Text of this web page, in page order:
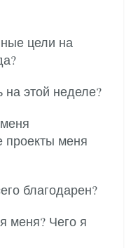
цели на
на этой неделе?
проекты меня
благодарен?
меня? Чего я